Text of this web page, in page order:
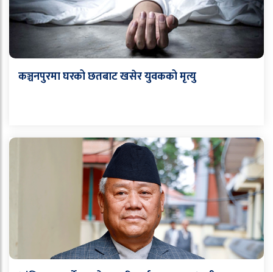
कञ्चनपुरमा घरको छतबाट खसेर युवकको मृत्यु